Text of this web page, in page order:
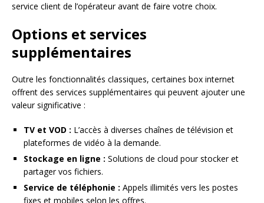
service client de l’opérateur avant de faire votre choix.
Options et services
supplémentaires
Outre les fonctionnalités classiques, certaines box internet
offrent des services supplémentaires qui peuvent ajouter une
valeur significative :
TV et VOD : L’accès à diverses chaînes de télévision et
plateformes de vidéo à la demande.
Stockage en ligne : Solutions de cloud pour stocker et
partager vos fichiers.
Service de téléphonie : Appels illimités vers les postes
fixes et mobiles selon les offres.